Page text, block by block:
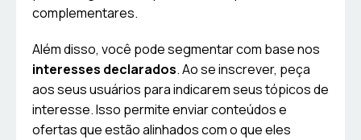
complementares.
Além disso, você pode segmentar com base nos
interesses declarados. Ao se inscrever, peça
aos seus usuários para indicarem seus tópicos de
interesse. Isso permite enviar conteúdos e
ofertas que estão alinhados com o que eles